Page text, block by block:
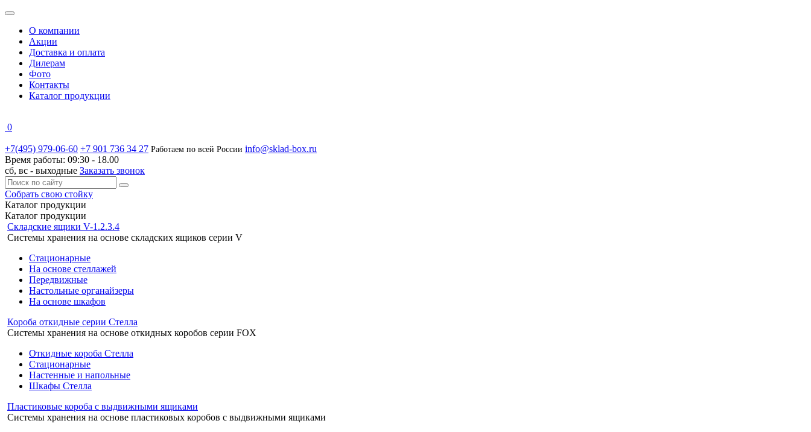
О компании
Акции
Доставка и оплата
Дилерам
Фото
Контакты
Каталог продукции
0
+7(495) 979-06-60 +7 901 736 34 27 Работаем по всей России info@sklad-box.ru
Время работы: 09:30 - 18.00
сб, вс - выходные Заказать звонок
Собрать свою стойку
Каталог продукции
Каталог продукции
Складские ящики V-1.2.3.4
Системы хранения на основе складских ящиков серии V
Стационарные
На основе стеллажей
Передвижные
Настольные органайзеры
На основе шкафов
Короба откидные серии Стелла
Системы хранения на основе откидных коробов серии FOX
Откидные короба Стелла
Стационарные
Настенные и напольные
Шкафы Стелла
Пластиковые короба с выдвижными ящиками
Системы хранения на основе пластиковых коробов с выдвижными ящиками